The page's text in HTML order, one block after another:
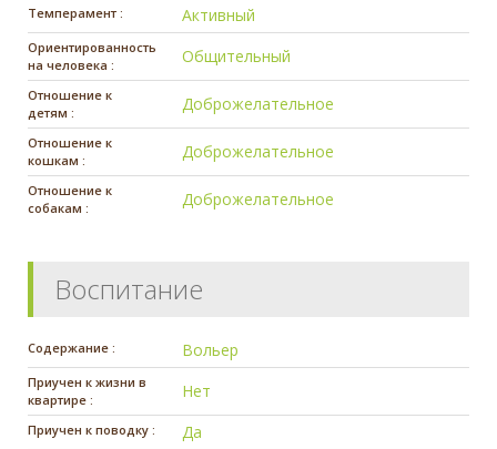
Темперамент : Активный
Ориентированность
на человека :
Общительный
Отношение к
детям :
Доброжелательное
Отношение к
кошкам :
Доброжелательное
Отношение к
собакам :
Доброжелательное
Воспитание
Содержание : Вольер
Приучен к жизни в
квартире :
Нет
Приучен к поводку : Да